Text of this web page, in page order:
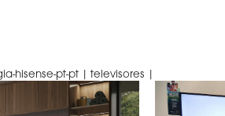
hisense-pt-pt | televisores |